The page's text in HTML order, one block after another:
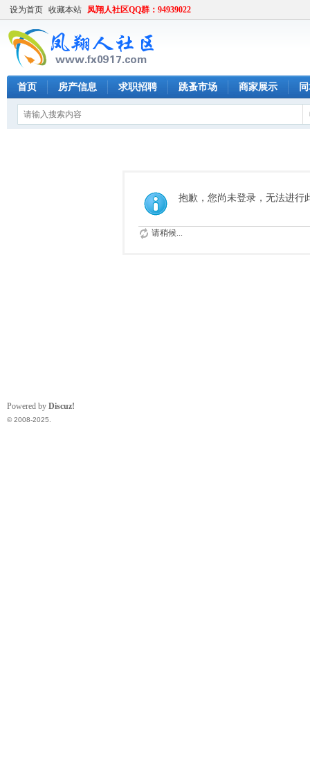
设为首页 收藏本站 凤翔人社区QQ群：94939022
首页 房产信息 求职招聘 跳蚤市场 商家展示
抱歉，您尚未登录，无法进行
请稍候...
Powered by Discuz!
© 2008-2025.